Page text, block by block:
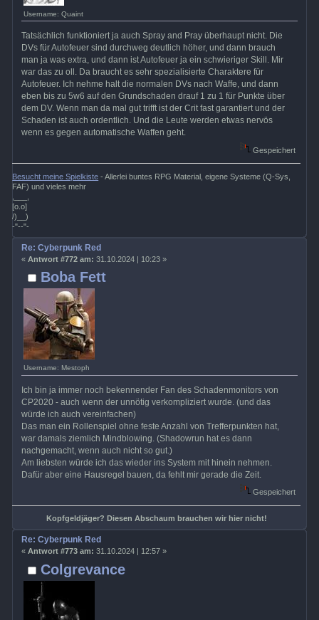
Username: Quaint
Tatsächlich funktioniert ja auch Spray and Pray überhaupt nicht. Die
DVs für Autofeuer sind durchweg deutlich höher, und dann brauch
man ja was extra, und dann ist Autofeuer ja ein schwieriger Skill. Mir
war das zu oll. Da braucht es sehr spezialisierte Charaktere für
Autofeuer. Ich nehme halt die normalen DVs nach Waffe, und dann
eben bis zu 5w6 auf den Grundschaden drauf 1 zu 1 für Punkte über
dem DV. Wenn man da mal gut trifft ist der Crit fast garantiert und der
Schaden ist auch ordentlich. Und die Leute werden etwas nervös
wenn es gegen automatische Waffen geht.
Gespeichert
Besucht meine Spielkiste - Allerlei buntes RPG Material, eigene Systeme (Q-Sys,
FAF) und vieles mehr
[o.o]
/)__)
-"--"-
Boba Fett
Username: Mestoph
Re: Cyberpunk Red
« Antwort #772 am: 31.10.2024 | 10:23 »
Ich bin ja immer noch bekennender Fan des Schadenmonitors von
CP2020 - auch wenn der unnötig verkompliziert wurde. (und das
würde ich auch vereinfachen)
Das man ein Rollenspiel ohne feste Anzahl von Trefferpunkten hat,
war damals ziemlich Mindblowing. (Shadowrun hat es dann
nachgemacht, wenn auch nicht so gut.)
Am liebsten würde ich das wieder ins System mit hinein nehmen.
Dafür aber eine Hausregel bauen, da fehlt mir gerade die Zeit.
Gespeichert
Kopfgeldjäger? Diesen Abschaum brauchen wir hier nicht!
Colgrevance
Re: Cyberpunk Red
« Antwort #773 am: 31.10.2024 | 12:57 »